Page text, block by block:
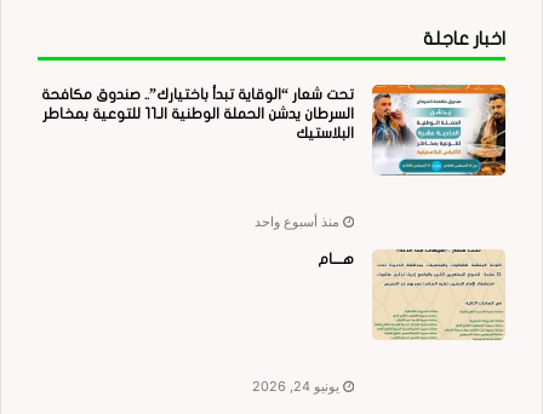
اخبار عاجلة
تحت شعار “الوقاية تبدأ باختيارك”.. صندوق مكافحة
السرطان يدشن الحملة الوطنية الـ11 للتوعية بمخاطر
البلاستيك
منذ أسبوع واحد
هــــام
يونيو 24, 2026